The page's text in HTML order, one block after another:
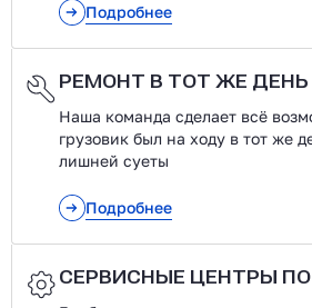
Подробнее
РЕМОНТ В ТОТ ЖЕ ДЕНЬ
Наша команда сделает всё
грузовик был на ходу в тот же
лишней суеты
Подробнее
СЕРВИСНЫЕ ЦЕНТРЫ